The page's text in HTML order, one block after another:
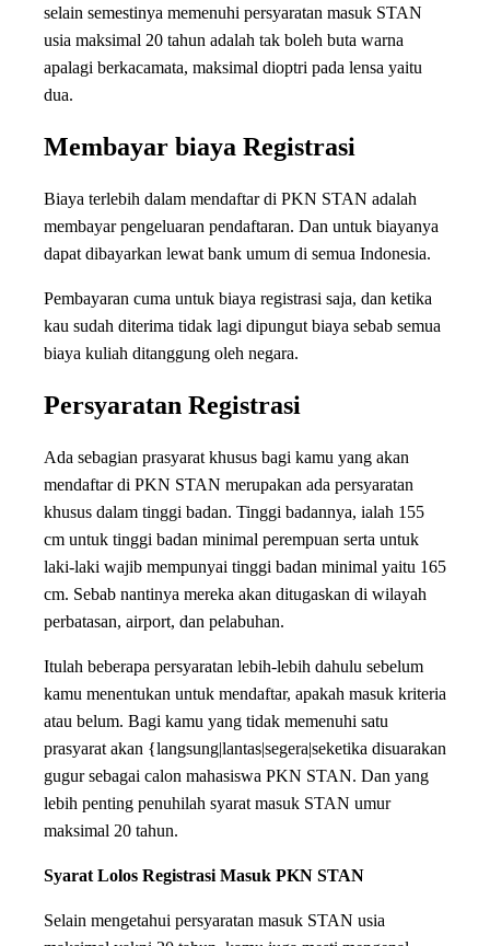
selain semestinya memenuhi persyaratan masuk STAN
usia maksimal 20 tahun adalah tak boleh buta warna
apalagi berkacamata, maksimal dioptri pada lensa yaitu
dua.
Membayar biaya Registrasi
Biaya terlebih dalam mendaftar di PKN STAN adalah
membayar pengeluaran pendaftaran. Dan untuk biayanya
dapat dibayarkan lewat bank umum di semua Indonesia.
Pembayaran cuma untuk biaya registrasi saja, dan ketika
kau sudah diterima tidak lagi dipungut biaya sebab semua
biaya kuliah ditanggung oleh negara.
Persyaratan Registrasi
Ada sebagian prasyarat khusus bagi kamu yang akan
mendaftar di PKN STAN merupakan ada persyaratan
khusus dalam tinggi badan. Tinggi badannya, ialah 155
cm untuk tinggi badan minimal perempuan serta untuk
laki-laki wajib mempunyai tinggi badan minimal yaitu 165
cm. Sebab nantinya mereka akan ditugaskan di wilayah
perbatasan, airport, dan pelabuhan.
Itulah beberapa persyaratan lebih-lebih dahulu sebelum
kamu menentukan untuk mendaftar, apakah masuk kriteria
atau belum. Bagi kamu yang tidak memenuhi satu
prasyarat akan {langsung|lantas|segera|seketika disuarakan
gugur sebagai calon mahasiswa PKN STAN. Dan yang
lebih penting penuhilah syarat masuk STAN umur
maksimal 20 tahun.
Syarat Lolos Registrasi Masuk PKN STAN
Selain mengetahui persyaratan masuk STAN usia